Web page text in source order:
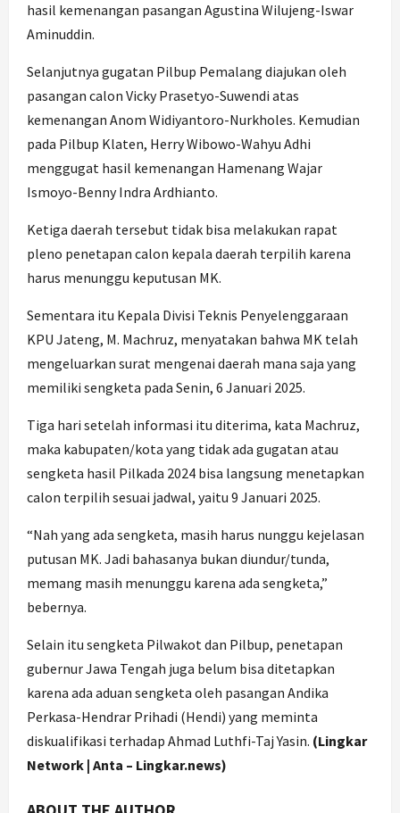
hasil kemenangan pasangan Agustina Wilujeng-Iswar
Aminuddin.
Selanjutnya gugatan Pilbup Pemalang diajukan oleh
pasangan calon Vicky Prasetyo-Suwendi atas
kemenangan Anom Widiyantoro-Nurkholes. Kemudian
pada Pilbup Klaten, Herry Wibowo-Wahyu Adhi
menggugat hasil kemenangan Hamenang Wajar
Ismoyo-Benny Indra Ardhianto.
Ketiga daerah tersebut tidak bisa melakukan rapat
pleno penetapan calon kepala daerah terpilih karena
harus menunggu keputusan MK.
Sementara itu Kepala Divisi Teknis Penyelenggaraan
KPU Jateng, M. Machruz, menyatakan bahwa MK telah
mengeluarkan surat mengenai daerah mana saja yang
memiliki sengketa pada Senin, 6 Januari 2025.
Tiga hari setelah informasi itu diterima, kata Machruz,
maka kabupaten/kota yang tidak ada gugatan atau
sengketa hasil Pilkada 2024 bisa langsung menetapkan
calon terpilih sesuai jadwal, yaitu 9 Januari 2025.
“Nah yang ada sengketa, masih harus nunggu kejelasan
putusan MK. Jadi bahasanya bukan diundur/tunda,
memang masih menunggu karena ada sengketa,”
bebernya.
Selain itu sengketa Pilwakot dan Pilbup, penetapan
gubernur Jawa Tengah juga belum bisa ditetapkan
karena ada aduan sengketa oleh pasangan Andika
Perkasa-Hendrar Prihadi (Hendi) yang meminta
diskualifikasi terhadap Ahmad Luthfi-Taj Yasin. (Lingkar
Network | Anta – Lingkar.news)